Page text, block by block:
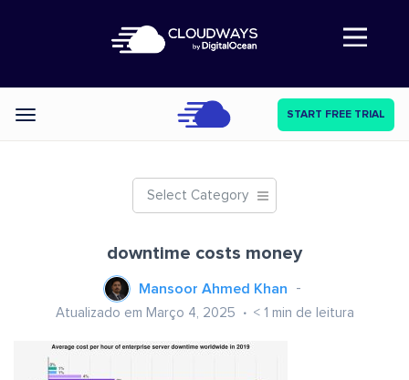
Abre a navegação
Categories START FREE TRIAL
Select Category
downtime costs money
Mansoor Ahmed Khan
Atualizado em Março 4, 2025 < 1 min de leitura